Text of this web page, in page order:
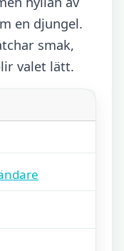
en djungel.
smak,
valet lätt.